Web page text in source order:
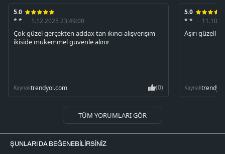
5.0
* *
1.12.2025 23:49:00
Çok güzel gerçekten addax tan ikinci alışverişim
ikiside mükemmel güvenle alınır
Kaynaktrendyol.com (0)
5.0
* *
Aşırı güzell
Kaynak
TÜM YORUMLARI GÖR
ŞUNLARI DA BEĞENEBILIRSINIZ